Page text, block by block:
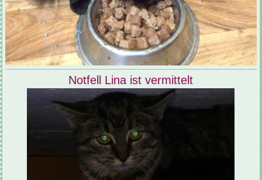
Notfell Lina ist vermittelt